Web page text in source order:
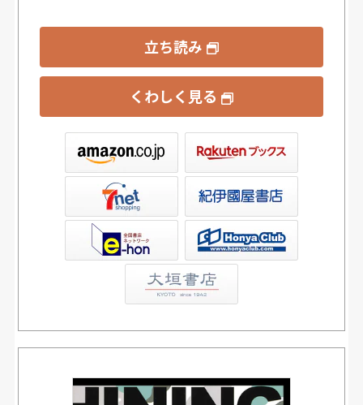
立ち読み
くわしく見る
書店ウェブストア